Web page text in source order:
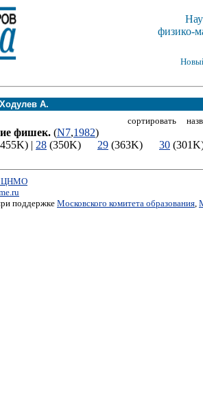
физико-
Ходулев А.
сортировать
фишек. (N7,1982)
| 28 (350K) 29 (363K) 30
поддержке Московского комитета образования,